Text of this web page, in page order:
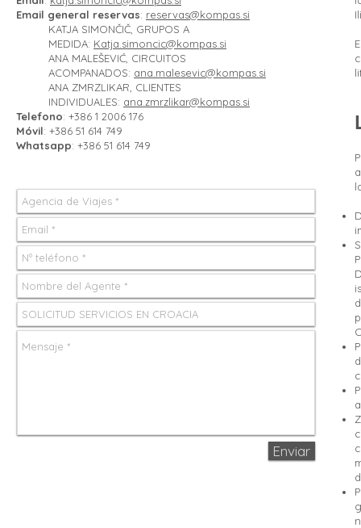
Email general reservas: reservas@kompas.si
KATJA SIMONČIČ, GRUPOS A
MEDIDA: Katja.simoncic@kompas.si
ANA MALEŠEVIĆ, CIRCUITOS
ACOMPANADOS: ana.malesevic@kompas.si
ANA ZMRZLIKAR, CLIENTES
INDIVIDUALES: ana.zmrzlikar@kompas.si
Telefono: +386 1 2006 176
Móvil: +386 51 614 749
Whatsapp: +386 51 614 749
Enviar